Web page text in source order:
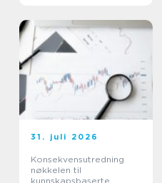
31. juli 2026
Konsekvensutredning
nøkkelen til
kunnskapsbaserte